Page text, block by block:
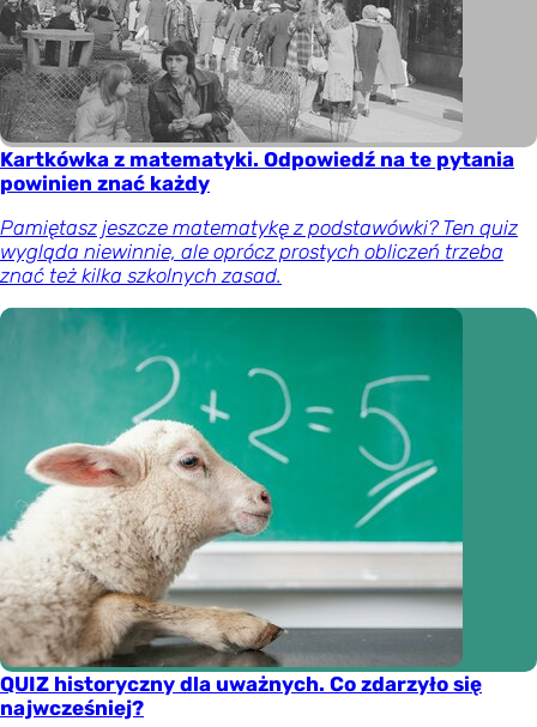
Kartkówka z matematyki. Odpowiedź na te pytania
powinien znać każdy
Pamiętasz jeszcze matematykę z podstawówki? Ten quiz
wygląda niewinnie, ale oprócz prostych obliczeń trzeba
znać też kilka szkolnych zasad.
QUIZ historyczny dla uważnych. Co zdarzyło się
najwcześniej?